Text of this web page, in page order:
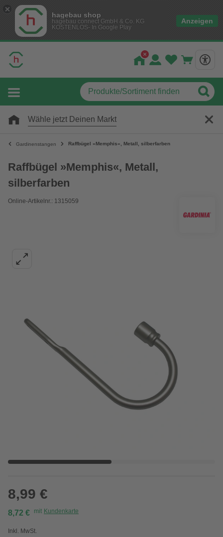
hagebau shop
hagebau connect GmbH & Co. KG
KOSTENLOS- In Google Play
Anzeigen
Wähle jetzt Deinen Markt
Gardinenstangen Raffbügel »Memphis«, Metall, silberfarben
Raffbügel »Memphis«, Metall,
silberfarben
Online-Artikelnr.: 1315059
8,99 €
8,72 € mit Kundenkarte
Inkl. MwSt.